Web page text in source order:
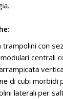
trampolini con
centrali
di cubi
laterali per